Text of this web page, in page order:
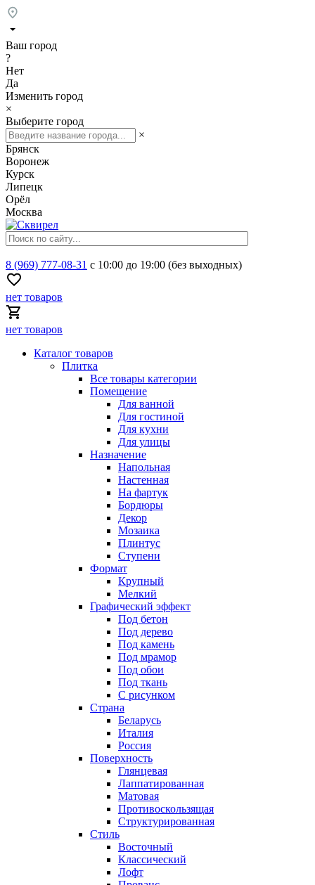
Ваш город
?
Нет
Да
Изменить город
×
Выберите город
×
Брянск
Воронеж
Курск
Липецк
Орёл
Москва
8 (969) 777-08-31 с 10:00 до 19:00 (без выходных)
нет товаров
нет товаров
Каталог товаров
Плитка
Все товары категории
Помещение
Для ванной
Для гостиной
Для кухни
Для улицы
Назначение
Напольная
Настенная
На фартук
Бордюры
Декор
Мозаика
Плинтус
Ступени
Формат
Крупный
Мелкий
Графический эффект
Под бетон
Под дерево
Под камень
Под мрамор
Под обои
Под ткань
С рисунком
Страна
Беларусь
Италия
Россия
Поверхность
Глянцевая
Лаппатированная
Матовая
Противоскользящая
Структурированная
Стиль
Восточный
Классический
Лофт